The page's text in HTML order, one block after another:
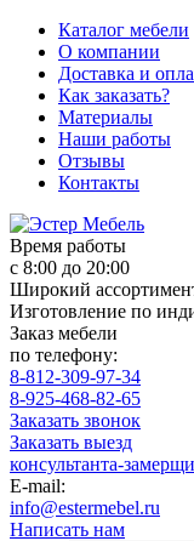
Каталог мебели
О компании
Доставка и
Как заказать?
Материалы
Наши работы
Отзывы
Контакты
Время работы
с 8:00 до 20:00
Широкий
Изготовление по
Заказ мебели
по телефону:
8-812-309-97-34
8-925-468-82-65
Заказать звонок
Заказать выезд
консультанта-
E-mail:
info@estermebel.ru
Написать нам